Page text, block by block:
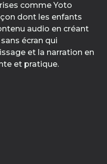
comme Yoto
dont les enfants
audio en créant
écran qui
et la narration en
et pratique.